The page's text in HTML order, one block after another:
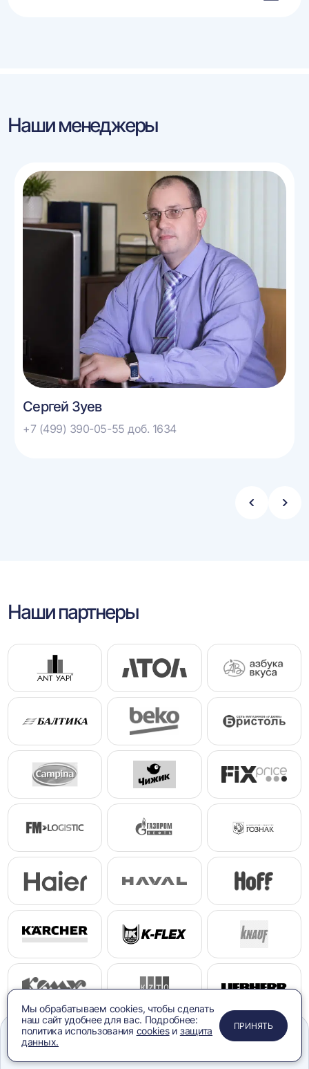
Наши менеджеры
Сергей Зуев
+7 (499) 390-05-55 доб. 1634
Стрелка
Наши партнеры
ПРИМЕНИТЬ
ЗАКРЫТЬ
ЗАКРЫТЬ
ЗАКРЫТЬ
Мы обрабатываем cookies, чтобы сделать
наш сайт удобнее для вас. Подробнее:
политика использования cookiesи защита
данных.
ПРИНЯТЬ